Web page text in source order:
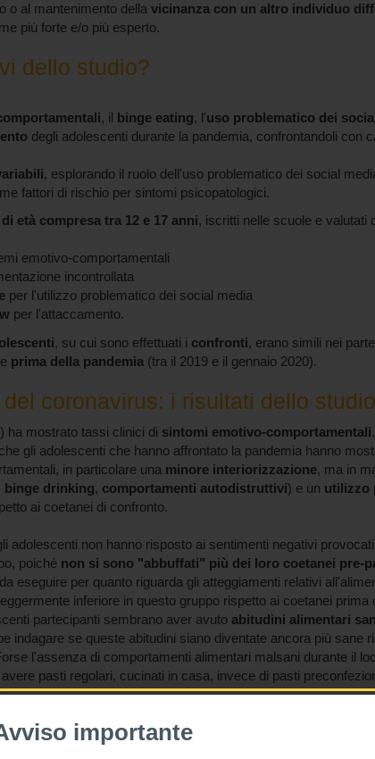
importante
o al mantenimento della vicinanza con un altro individuo
più forte e/o più esperto.
dello studio?
, il binge eating, l'uso problematico dei
degli adolescenti durante la pandemia, confrontandoli con
, esplorando il ruolo dell'uso problematico dei social
fattori di rischio per sintomi psicopatologici.
età compresa tra 12 e 17 anni, iscritti nelle scuole e valutati
emotivo-comportamentali
incontrollata
per l'utilizzo problematico dei social media
per l'attaccamento.
, su cui sono effettuati i confronti, erano simili nei
prima della pandemia (tra il 2019 e il gennaio 2020).
coronavirus: i risultati dello studio
ha mostrato tassi clinici di sintomi emotivo-comportamentali
gli adolescenti che hanno affrontato la pandemia hanno
in particolare una minore interiorizzazione, ma in
binge drinking, comportamenti autodistruttivi) e un utilizzo
ai coetanei di confronto.
adolescenti non hanno risposto ai sentimenti negativi
poiché non si sono "abbuffati" più dei loro coetanei pre-
eseguire per quanto riguarda gli atteggiamenti relativi
inferiore in questo gruppo rispetto ai coetanei prima
partecipanti sembrano aver avuto abitudini alimentari
indagare se queste abitudini siano diventate ancora più sane
l'assenza di comportamenti alimentari malsani durante il
pasti regolari, cucinati in casa, invece di pasti
la scala Friends and Family Interview (FFI), 22 ragazzi (76%)
mentre nessun partecipante è stato attribuito alla categoria